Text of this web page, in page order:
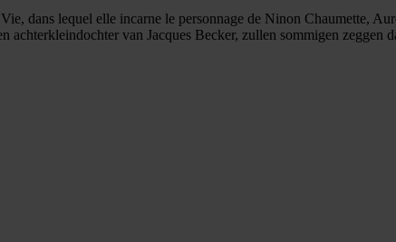
dans lequel elle incarne le personnage de Ninon Chaumette,
van Jacques Becker, zullen sommigen zeggen